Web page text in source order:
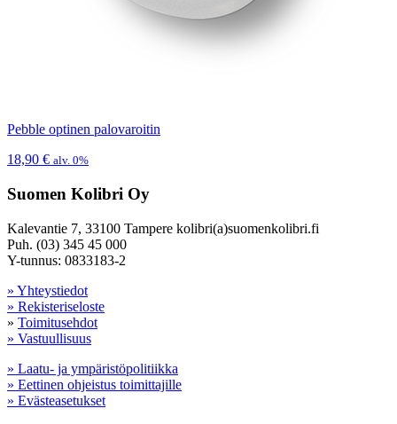
Pebble optinen palovaroitin
18,90 € alv. 0%
Suomen Kolibri Oy
Kalevantie 7, 33100 Tampere kolibri(a)suomenkolibri.fi
Puh. (03) 345 45 000
Y-tunnus: 0833183-2
» Yhteystiedot
» Rekisteriseloste
» Toimitusehdot
» Vastuullisuus
» Laatu- ja ympäristöpolitiikka
» Eettinen ohjeistus toimittajille
» Evästeasetukset